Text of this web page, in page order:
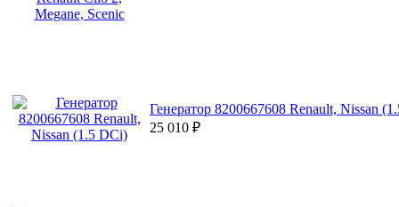
Генератор 8200667608 Renault, Nissan
25 010 ₽